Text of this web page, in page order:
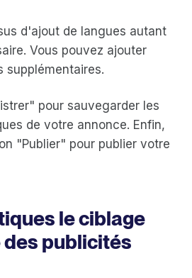
d'ajout de langues autant
Vous pouvez ajouter
supplémentaires.
pour sauvegarder les
de votre annonce. Enfin,
"Publier" pour publier votre
le ciblage
publicités